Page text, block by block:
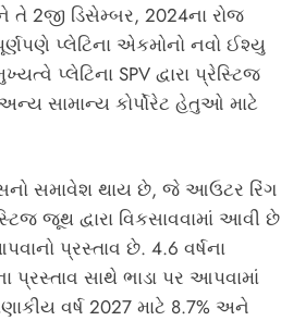
2જી ડિસેમ્બર, 2024ના રોજ
પ્લેટિના એકમોનો નવો ઈશ્યુ
પ્લેટિના SPV દ્વારા પ્રેસ્ટિજ
સામાન્ય કોર્પોરેટ હેતુઓ માટે
સમાવેશ થાય છે, જે આઉટર રિંગ
જૂથ દ્વારા વિકસાવવામાં આવી છે
પ્રસ્તાવ છે. 4.6 વર્ષના
પ્રસ્તાવ સાથે ભાડા પર આપવામાં
વર્ષ 2027 માટે 8.7% અને